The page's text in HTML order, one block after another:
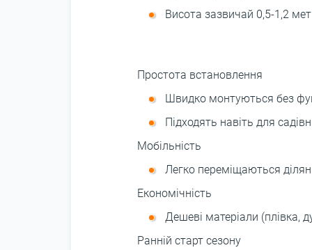
Висота зазвичай 0,5-1,2
Простота встановлення
Швидко монтуються без
Підходять навіть для
Мобільність
Легко переміщаються
Економічність
Дешеві матеріали (плівка,
Ранній старт сезону